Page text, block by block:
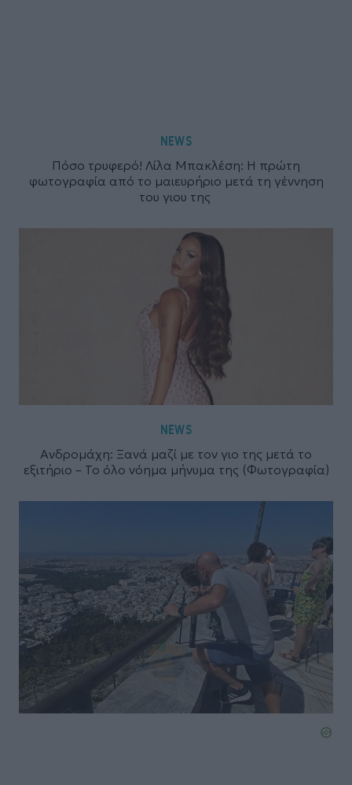
NEWS
Πόσο τρυφερό! Λίλα Μπακλέση: Η πρώτη
φωτογραφία από το μαιευρήριο μετά τη γέννηση
του γιου της
NEWS
Ανδρομάχη: Ξανά μαζί με τον γιο της μετά το
εξιτήριο – Το όλο νόημα μήνυμα της (Φωτογραφία)